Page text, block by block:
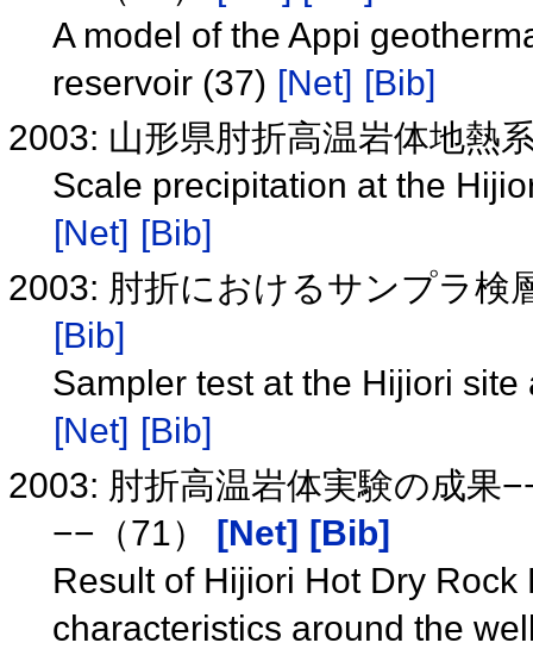
A model of the Appi
reservoir (37) [Net] [Bib]
2003: 山形県肘折高温岩体地熱
Scale precipitation at the
[Net] [Bib]
2003: 肘折におけるサンプラ検
[Bib]
Sampler test at the Hijiori
[Net] [Bib]
2003: 肘折高温岩体実験の成果
−−（71） [Net] [Bib]
Result of Hijiori Hot Dry
characteristics around the